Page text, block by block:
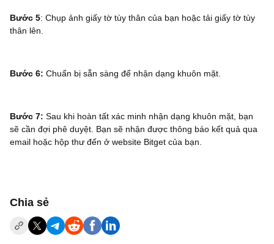
Bước 5: Chụp ảnh giấy tờ tùy thân của bạn hoặc tải giấy tờ tùy
thân lên.
Bước 6: Chuẩn bị sẵn sàng để nhận dạng khuôn mặt.
Bước 7: Sau khi hoàn tất xác minh nhận dạng khuôn mặt, bạn
sẽ cần đợi phê duyệt. Bạn sẽ nhận được thông báo kết quả qua
email hoặc hộp thư đến ở website Bitget của bạn.
‌Chia sẻ